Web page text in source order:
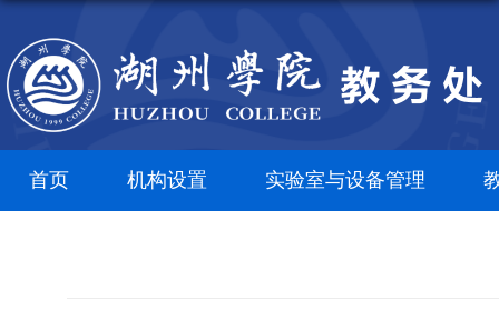
首页 机构设置 实验室与设备管理